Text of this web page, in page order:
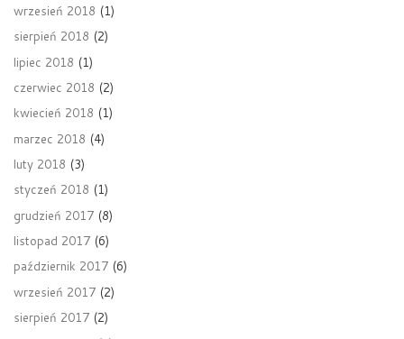
wrzesień 2018 (1)
sierpień 2018 (2)
lipiec 2018 (1)
czerwiec 2018 (2)
kwiecień 2018 (1)
marzec 2018 (4)
luty 2018 (3)
styczeń 2018 (1)
grudzień 2017 (8)
listopad 2017 (6)
październik 2017 (6)
wrzesień 2017 (2)
sierpień 2017 (2)